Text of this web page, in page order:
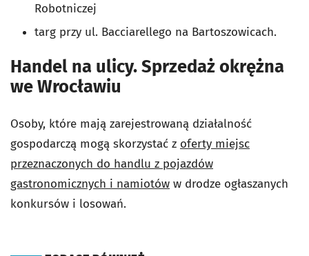
Robotniczej
targ przy ul. Bacciarel­lego na Bartoszowicach.
Handel na ulicy. Sprzedaż okrężna
we Wrocławiu
Osoby, które mają zarejestrowaną działalność
gospodarczą mogą skorzystać z oferty miejsc
przeznaczonych do handlu z pojazdów
gastronomicznych i namiotów w drodze ogłaszanych
konkursów i losowań.